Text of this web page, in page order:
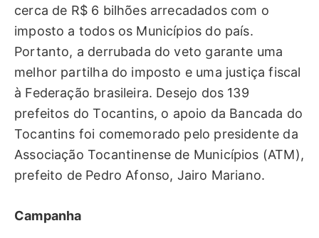
cerca de R$ 6 bilhões arrecadados com o
imposto a todos os Municípios do país.
Portanto, a derrubada do veto garante uma
melhor partilha do imposto e uma justiça fiscal
à Federação brasileira. Desejo dos 139
prefeitos do Tocantins, o apoio da Bancada do
Tocantins foi comemorado pelo presidente da
Associação Tocantinense de Municípios (ATM),
prefeito de Pedro Afonso, Jairo Mariano.
Campanha